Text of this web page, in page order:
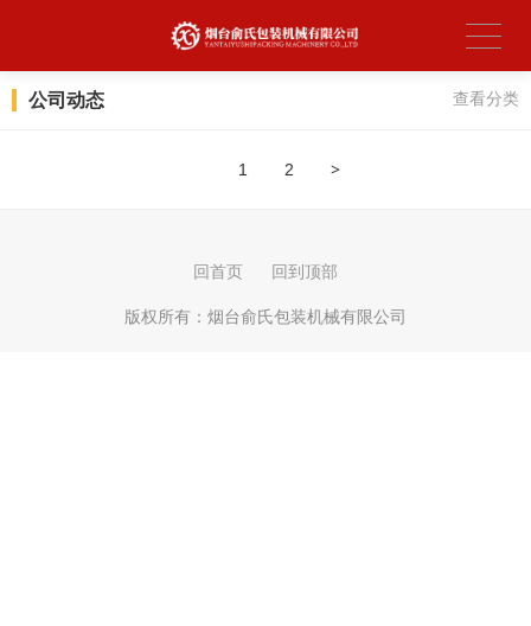
公司动态 查看分类
1 2 >
回首页 回到顶部
版权所有： 烟台俞氏包装机械有限公司